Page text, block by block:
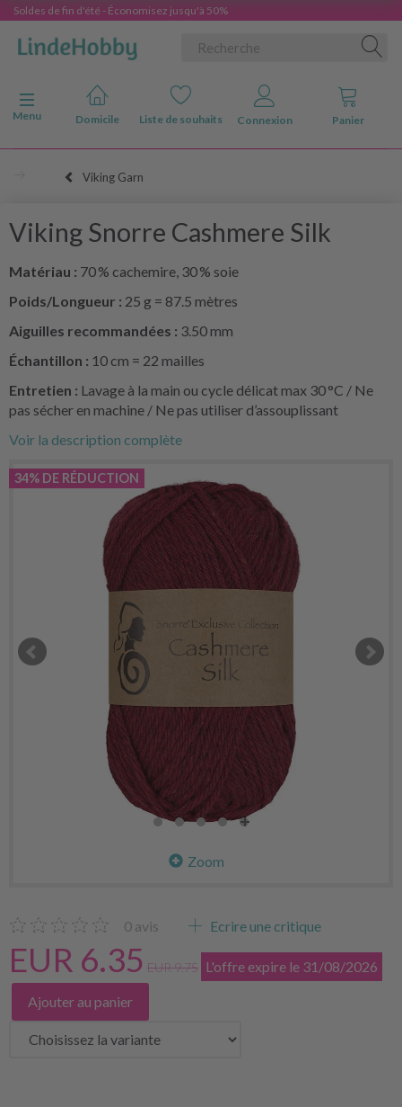
Soldes de fin d'été - Économisez jusqu'à 50%
Basculer la navigation
Menu
Domicile Liste de souhaits Connexion Panier
Viking Garn
Viking Snorre Cashmere Silk
Matériau : 70 % cachemire, 30 % soie
Poids/Longueur : 25 g = 87.5 mètres
Aiguilles recommandées : 3.50 mm
Échantillon : 10 cm = 22 mailles
Entretien : Lavage à la main ou cycle délicat max 30 °C / Ne
pas sécher en machine / Ne pas utiliser d’assouplissant
Voir la description complète
34% DE RÉDUCTION
Zoom
0 avis Ecrire une critique
EUR 6.35 EUR 9.75 L'offre expire le 31/08/2026
Ajouter au panier